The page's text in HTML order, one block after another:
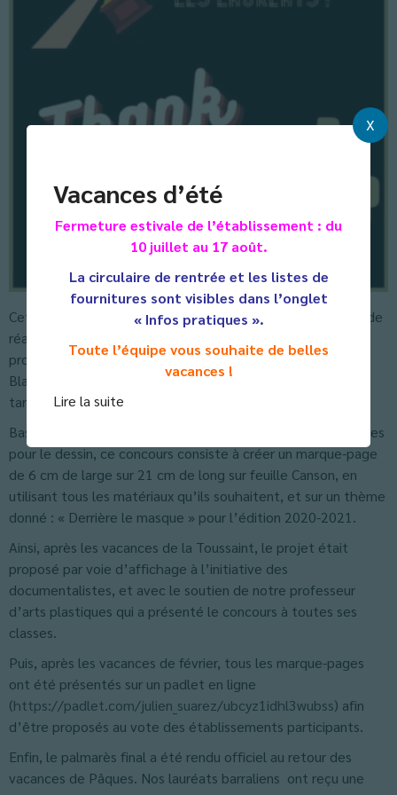
Vacances d’été
Fermeture estivale de l’établissement : du
10 juillet au 17 août.
La circulaire de rentrée et les listes de
fournitures sont visibles dans l’onglet
« Infos pratiques ».
Toute l’équipe vous souhaite de belles
vacances !
Lire la suite
X
Cette année, notre établissement a participé au concours de
réalisation de marque-pages organisé à l’initiative du
professeur documentaliste du collège Augustin Malroux à
Blaye-les-Mines, et proposé à tous les collèges et lycées
tarnais.
Basé sur le volontariat, la motivation et la passion des élèves
pour le dessin, ce concours consiste à créer un marque-page
de 6 cm de large sur 21 cm de long sur feuille Canson, en
utilisant tous les matériaux qu’ils souhaitent, et sur un thème
donné : « Derrière le masque » pour l’édition 2020-2021.
Ainsi, après les vacances de la Toussaint, le projet était
proposé par voie d’affichage à l’initiative des
documentalistes, et avec le soutien de notre professeur
d’arts plastiques qui a présenté le concours à toutes ses
classes.
Puis, après les vacances de février, tous les marque-pages
ont été présentés sur un padlet en ligne
(https://padlet.com/julien_suarez/ubcyz1idhl3wubss) afin
d’être proposés au vote des établissements participants.
Enfin, le palmarès final a été rendu officiel au retour des
vacances de Pâques. Nos lauréats barraliens ont reçu une